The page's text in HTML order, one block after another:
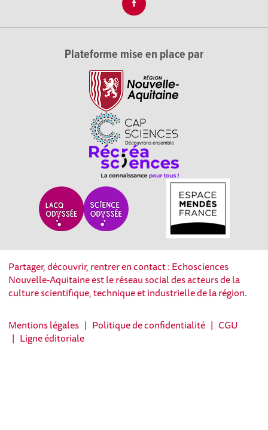
Plateforme mise en place par
Partager, découvrir, rentrer en contact : Echosciences
Nouvelle-Aquitaine est le réseau social des acteurs de la
culture scientifique, technique et industrielle de la région.
Mentions légales | Politique de confidentialité | CGU
| Ligne éditoriale